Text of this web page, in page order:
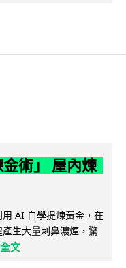
術」 屋內煉
AI 自學提煉黃金，在
生大量刺鼻濃煙，驚
文